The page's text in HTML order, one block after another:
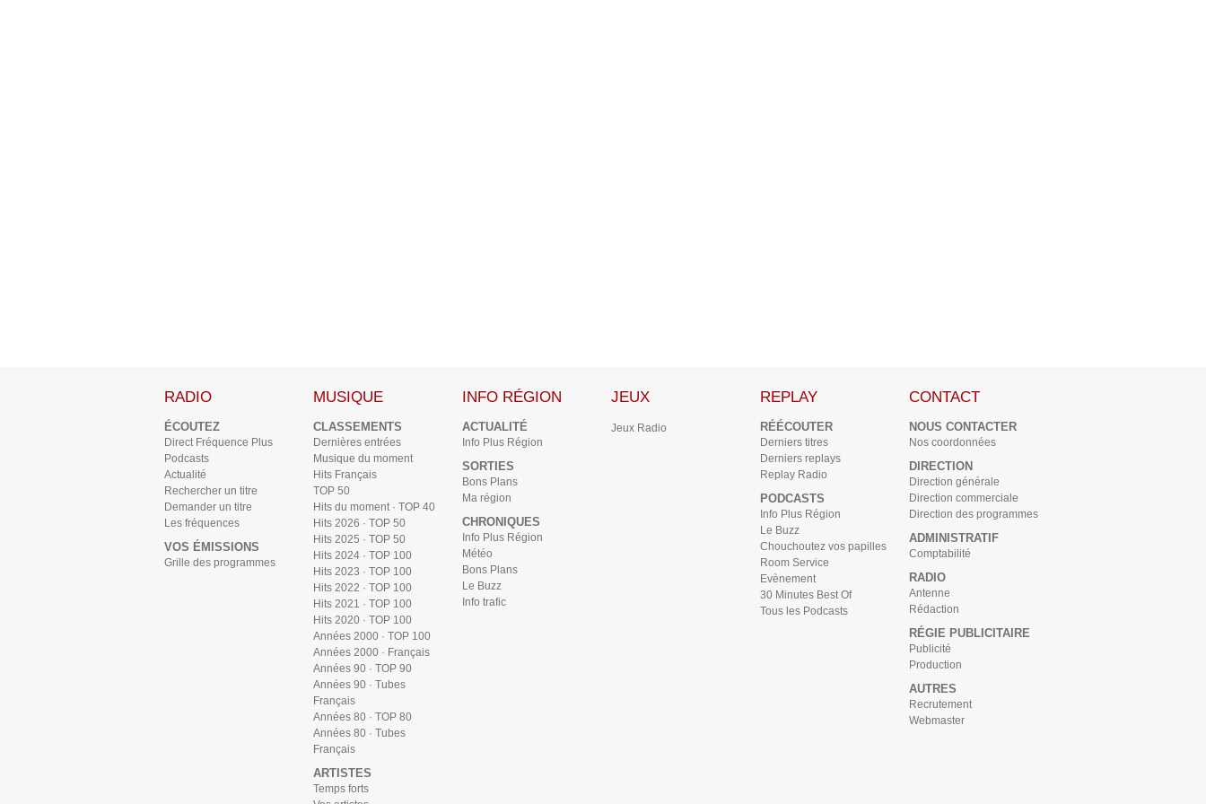
RADIO
ÉCOUTEZ
Direct Fréquence Plus
Podcasts
Actualité
Rechercher un titre
Demander un titre
Les fréquences
VOS ÉMISSIONS
Grille des programmes
MUSIQUE
CLASSEMENTS
Dernières entrées
Musique du moment
Hits Français
TOP 50
Hits du moment · TOP 40
Hits 2026 · TOP 50
Hits 2025 · TOP 50
Hits 2024 · TOP 100
Hits 2023 · TOP 100
Hits 2022 · TOP 100
Hits 2021 · TOP 100
Hits 2020 · TOP 100
Années 2000 · TOP 100
Années 2000 · Français
Années 90 · TOP 90
Années 90 · Tubes
Français
Années 80 · TOP 80
Années 80 · Tubes
Français
ARTISTES
Temps forts
INFO RÉGION
ACTUALITÉ
Info Plus Région
SORTIES
Bons Plans
Ma région
CHRONIQUES
Info Plus Région
Météo
Bons Plans
Le Buzz
Info trafic
JEUX
Jeux Radio
REPLAY
RÉÉCOUTER
Derniers titres
Derniers replays
Replay Radio
PODCASTS
Info Plus Région
Le Buzz
Chouchoutez vos papilles
Room Service
Evènement
30 Minutes Best Of
Tous les Podcasts
CONTACT
NOUS CONTACTER
Nos coordonnées
DIRECTION
Direction générale
Direction commerciale
Direction des programmes
ADMINISTRATIF
Comptabilité
RADIO
Antenne
Rédaction
RÉGIE PUBLICITAIRE
Publicité
Production
AUTRES
Recrutement
Webmaster